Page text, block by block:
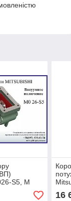
S5, M
16